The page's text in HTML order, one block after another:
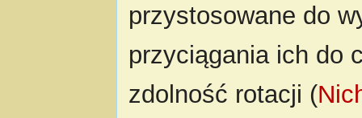
przystosowane do
przyciągania ich do
zdolność rotacji (